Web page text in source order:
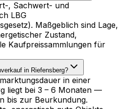
, Sachwert- und
LBG
Maßgeblich sind Lage,
Zustand,
Kaufpreissammlungen für
in Riefensberg?
in einer
liegt bei 3 – 6 Monaten —
bis zur Beurkundung.